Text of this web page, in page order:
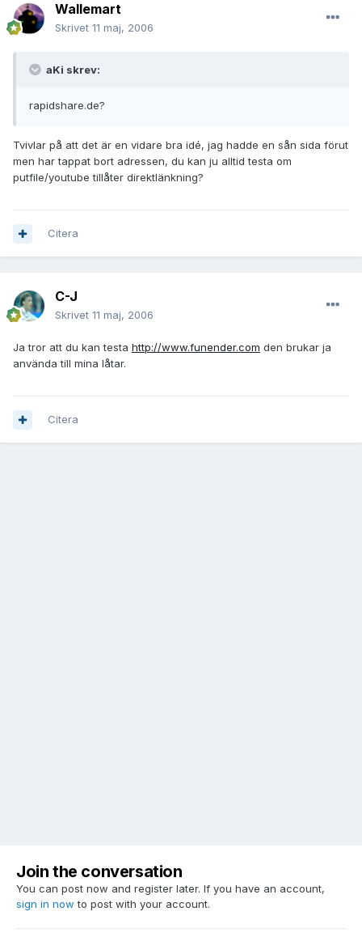
Wallemart
Skrivet 11 maj, 2006
aKi skrev:
rapidshare.de?
Tvivlar på att det är en vidare bra idé, jag hadde en sån sida förut
men har tappat bort adressen, du kan ju alltid testa om
putfile/youtube tillåter direktlänkning?
Citera
C-J
Skrivet 11 maj, 2006
Ja tror att du kan testa http://www.funender.com den brukar ja
använda till mina låtar.
Citera
Join the conversation
You can post now and register later. If you have an account,
sign in now to post with your account.